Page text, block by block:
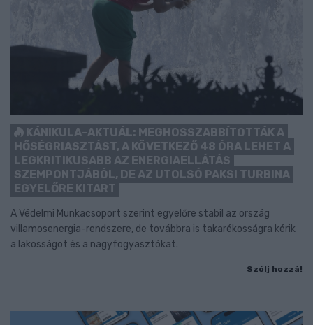
KÁNIKULA-AKTUÁL: MEGHOSSZABBÍTOTTÁK A
HŐSÉGRIASZTÁST, A KÖVETKEZŐ 48 ÓRA LEHET A
LEGKRITIKUSABB AZ ENERGIAELLÁTÁS
SZEMPONTJÁBÓL, DE AZ UTOLSÓ PAKSI TURBINA
EGYELŐRE KITART
A Védelmi Munkacsoport szerint egyelőre stabil az ország
villamosenergia-rendszere, de továbbra is takarékosságra kérik
a lakosságot és a nagyfogyasztókat.
Szólj hozzá!